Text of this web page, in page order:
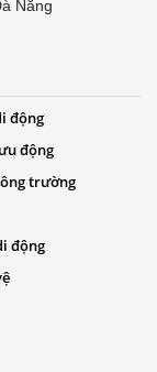
Nẵng
động
động
trường
động